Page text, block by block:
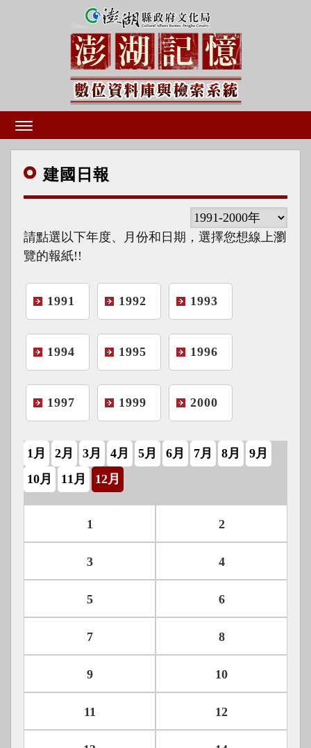
建國 日報
請點選以下年度、月份和日期，選擇您想線上瀏
覽的報紙!!
1991 1992 1993
1994 1995 1996
1997 1999 2000
1月 2月 3月 4月 5月 6月 7月 8月
9月
10月
11月 12月
1 2
3 4
5 6
7 8
9 10
11 12